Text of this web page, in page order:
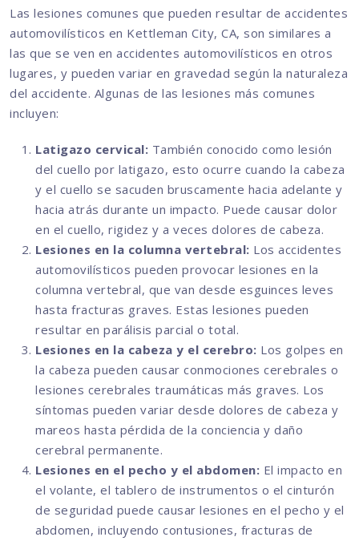
Las lesiones comunes que pueden resultar de accidentes
automovilísticos en Kettleman City, CA, son similares a
las que se ven en accidentes automovilísticos en otros
lugares, y pueden variar en gravedad según la naturaleza
del accidente. Algunas de las lesiones más comunes
incluyen:
Latigazo cervical: También conocido como lesión
del cuello por latigazo, esto ocurre cuando la cabeza
y el cuello se sacuden bruscamente hacia adelante y
hacia atrás durante un impacto. Puede causar dolor
en el cuello, rigidez y a veces dolores de cabeza.
Lesiones en la columna vertebral: Los accidentes
automovilísticos pueden provocar lesiones en la
columna vertebral, que van desde esguinces leves
hasta fracturas graves. Estas lesiones pueden
resultar en parálisis parcial o total.
Lesiones en la cabeza y el cerebro: Los golpes en
la cabeza pueden causar conmociones cerebrales o
lesiones cerebrales traumáticas más graves. Los
síntomas pueden variar desde dolores de cabeza y
mareos hasta pérdida de la conciencia y daño
cerebral permanente.
Lesiones en el pecho y el abdomen: El impacto en
el volante, el tablero de instrumentos o el cinturón
de seguridad puede causar lesiones en el pecho y el
abdomen, incluyendo contusiones, fracturas de